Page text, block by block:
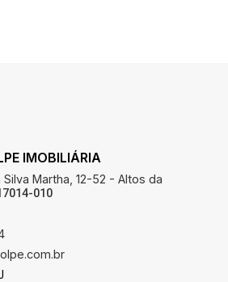
IMOBILIÁRIA
Martha, 12-52 - Altos da
010